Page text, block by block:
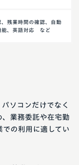
残業時間の確認、自動
能、英語対応 など
ソコンだけでなく
、業務委託や在宅勤
での利用に適してい